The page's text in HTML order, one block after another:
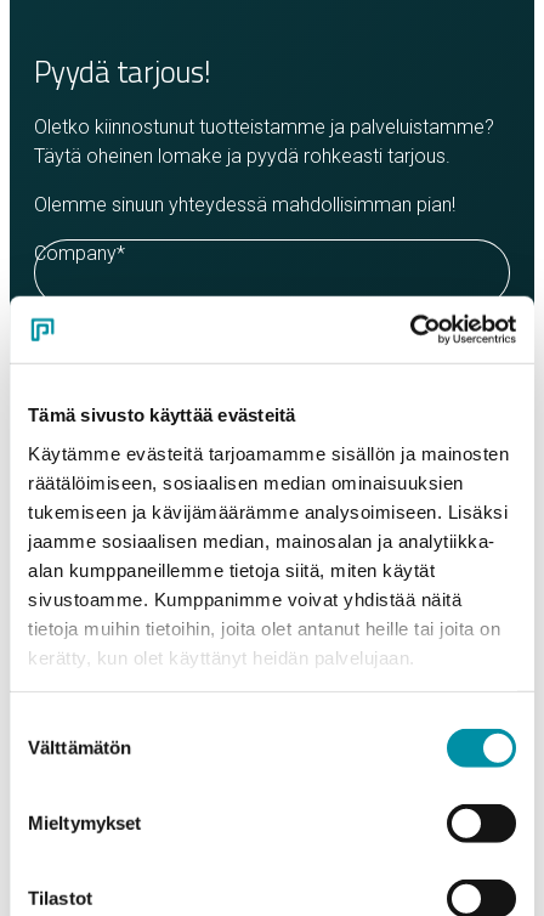
Tämä sivusto käyttää evästeitä
Käytämme evästeitä tarjoamamme sisällön ja mainosten
räätälöimiseen, sosiaalisen median ominaisuuksien
tukemiseen ja kävijämäärämme analysoimiseen. Lisäksi
jaamme sosiaalisen median, mainosalan ja analytiikka-
alan kumppaneillemme tietoja siitä, miten käytät
sivustoamme. Kumppanimme voivat yhdistää näitä
tietoja muihin tietoihin, joita olet antanut heille tai joita on
kerätty, kun olet käyttänyt heidän palvelujaan.
valinta
Välttämätön
Mieltymykset
Tilastot
Pyydä tarjous!
Oletko kiinnostunut tuotteistamme ja palveluistamme?
Täytä oheinen lomake ja pyydä rohkeasti tarjous.
Olemme sinuun yhteydessä mahdollisimman pian!
Company*
Email*
Phone
Products
Select a product and enter the order quantity in meters. Please
Product*